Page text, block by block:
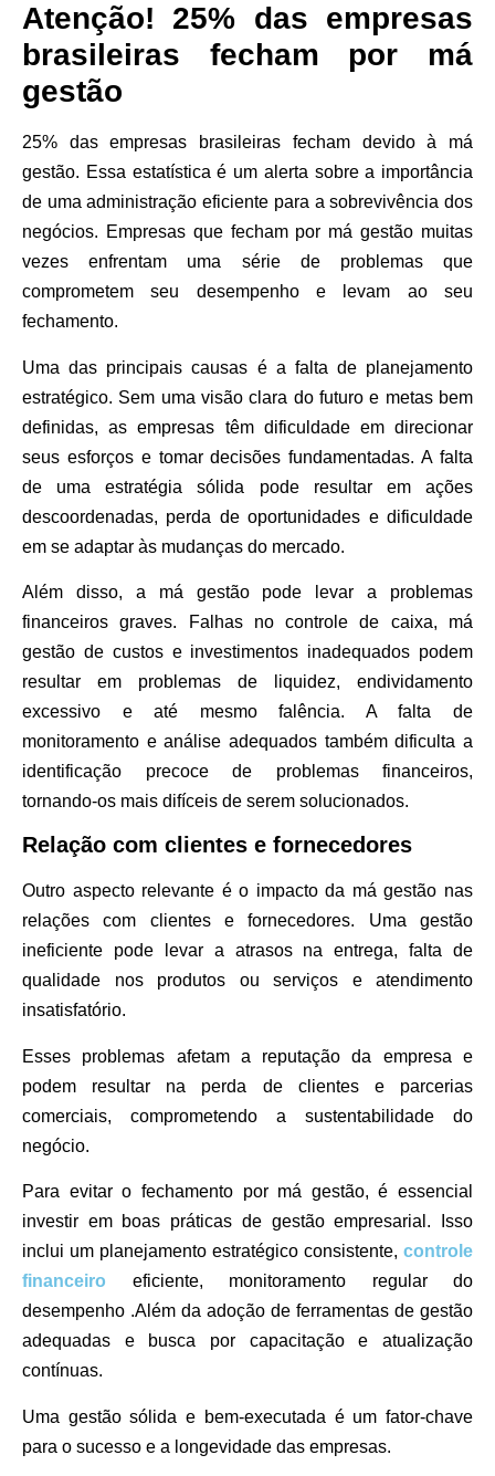
Atenção! 25% das empresas
brasileiras fecham por má
gestão
25% das empresas brasileiras fecham devido à má
gestão. Essa estatística é um alerta sobre a importância
de uma administração eficiente para a sobrevivência dos
negócios. Empresas que fecham por má gestão muitas
vezes enfrentam uma série de problemas que
comprometem seu desempenho e levam ao seu
fechamento.
Uma das principais causas é a falta de planejamento
estratégico. Sem uma visão clara do futuro e metas bem
definidas, as empresas têm dificuldade em direcionar
seus esforços e tomar decisões fundamentadas. A falta
de uma estratégia sólida pode resultar em ações
descoordenadas, perda de oportunidades e dificuldade
em se adaptar às mudanças do mercado.
Além disso, a má gestão pode levar a problemas
financeiros graves. Falhas no controle de caixa, má
gestão de custos e investimentos inadequados podem
resultar em problemas de liquidez, endividamento
excessivo e até mesmo falência. A falta de
monitoramento e análise adequados também dificulta a
identificação precoce de problemas financeiros,
tornando-os mais difíceis de serem solucionados.
Relação com clientes e fornecedores
Outro aspecto relevante é o impacto da má gestão nas
relações com clientes e fornecedores. Uma gestão
ineficiente pode levar a atrasos na entrega, falta de
qualidade nos produtos ou serviços e atendimento
insatisfatório.
Esses problemas afetam a reputação da empresa e
podem resultar na perda de clientes e parcerias
comerciais, comprometendo a sustentabilidade do
negócio.
Para evitar o fechamento por má gestão, é essencial
investir em boas práticas de gestão empresarial. Isso
inclui um planejamento estratégico consistente, controle
financeiro eficiente, monitoramento regular do
desempenho .Além da adoção de ferramentas de gestão
adequadas e busca por capacitação e atualização
contínuas.
Uma gestão sólida e bem-executada é um fator-chave
para o sucesso e a longevidade das empresas.